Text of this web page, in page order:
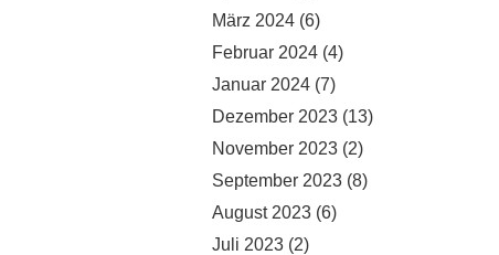
März 2024 (6)
Februar 2024 (4)
Januar 2024 (7)
Dezember 2023 (13)
November 2023 (2)
September 2023 (8)
August 2023 (6)
Juli 2023 (2)